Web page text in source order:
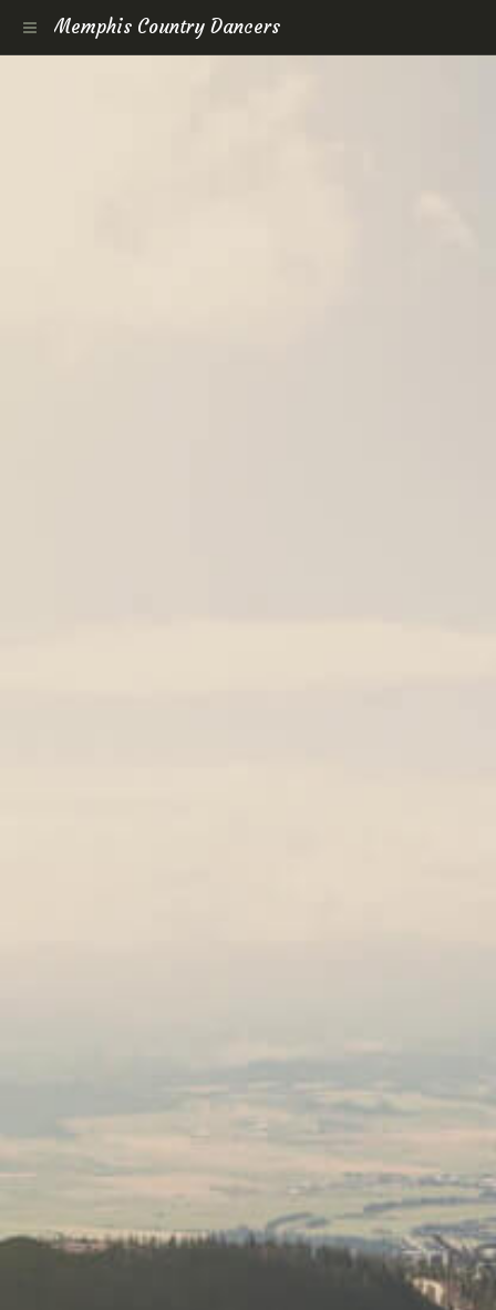
Memphis Country Dancers